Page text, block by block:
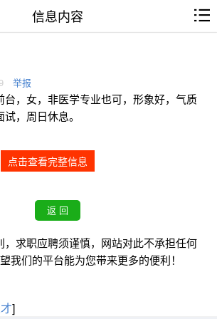
信息内容
举报
台，女，非医学专业也可，形象好，气质
，周日休息。
点击查看完整信息
，求职应聘须谨慎，网站对此不承担任何
我们的平台能为您带来更多的便利！
]